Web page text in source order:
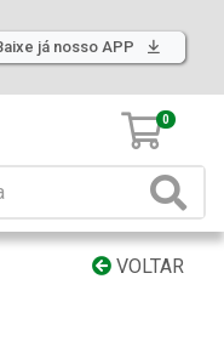
já nosso APP
0
VOLTAR